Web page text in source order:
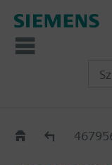
Akcesoria do